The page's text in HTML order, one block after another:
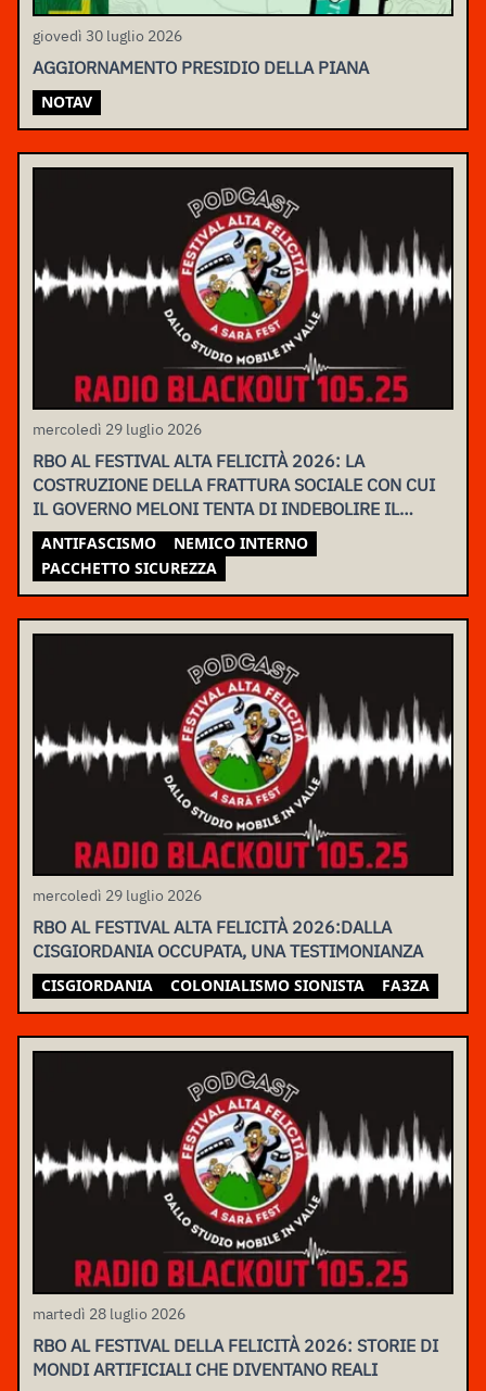
giovedì 30 luglio 2026
AGGIORNAMENTO PRESIDIO DELLA PIANA
NOTAV
mercoledì 29 luglio 2026
RBO AL FESTIVAL ALTA FELICITÀ 2026: LA
COSTRUZIONE DELLA FRATTURA SOCIALE CON CUI
IL GOVERNO MELONI TENTA DI INDEBOLIRE IL
MOVIMENTO
ANTIFASCISMO
NEMICO INTERNO
PACCHETTO SICUREZZA
mercoledì 29 luglio 2026
RBO AL FESTIVAL ALTA FELICITÀ 2026:DALLA
CISGIORDANIA OCCUPATA, UNA TESTIMONIANZA
CISGIORDANIA COLONIALISMO SIONISTA FA3ZA
martedì 28 luglio 2026
RBO AL FESTIVAL DELLA FELICITÀ 2026: STORIE DI
MONDI ARTIFICIALI CHE DIVENTANO REALI